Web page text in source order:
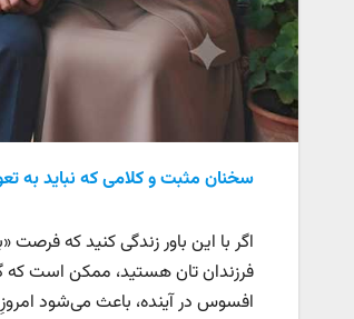
سخنان مثبت و کلامی که نباید به
اگر با این باور زندگی کنید که
فرزندان تان هستید، ممکن است که
افسوس در آینده، باعث می‌شود